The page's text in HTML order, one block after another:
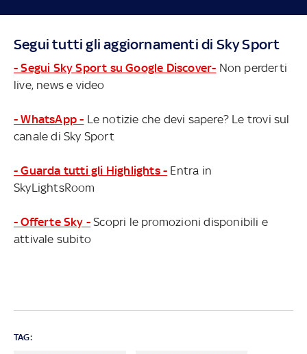
Segui tutti gli aggiornamenti di Sky Sport
- Segui Sky Sport su Google Discover- Non perderti
live, news e video
- WhatsApp - Le notizie che devi sapere? Le trovi sul
canale di Sky Sport
- Guarda tutti gli Highlights - Entra in
SkyLightsRoom
- Offerte Sky - Scopri le promozioni disponibili e
attivale subito
TAG: